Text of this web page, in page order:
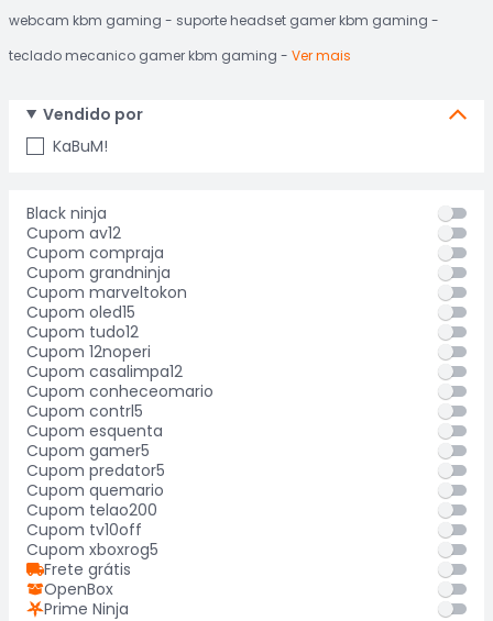
webcam kbm gaming
suporte headset gamer kbm gaming
teclado mecanico gamer kbm gaming
Ver mais
Vendido por
KaBuM!
Black ninja
Cupom av12
Cupom compraja
Cupom grandninja
Cupom marveltokon
Cupom oled15
Cupom tudo12
Cupom 12noperi
Cupom casalimpa12
Cupom conheceomario
Cupom contrl5
Cupom esquenta
Cupom gamer5
Cupom predator5
Cupom quemario
Cupom telao200
Cupom tv10off
Cupom xboxrog5
Frete grátis
OpenBox
Prime Ninja